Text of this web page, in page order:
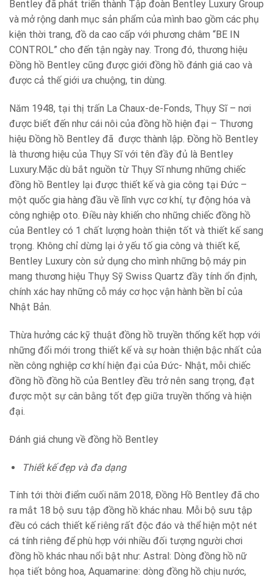
Bentley đã phát triển thành Tập đoàn Bentley Luxury Group
và mở rộng danh mục sản phẩm của mình bao gồm các phụ
kiện thời trang, đồ da cao cấp với phương châm “BE IN
CONTROL” cho đến tận ngày nay. Trong đó, thương hiệu
Đồng hồ Bentley cũng được giới đồng hồ đánh giá cao và
được cả thế giới ưa chuộng, tin dùng.
Năm 1948, tại thị trấn La Chaux-de-Fonds, Thụy Sĩ – nơi
được biết đến như cái nôi của đồng hồ hiện đại – Thương
hiệu Đồng hồ Bentley đã được thành lập. Đồng hồ Bentley
là thương hiệu của Thụy Sĩ với tên đầy đủ là Bentley
Luxury.Mặc dù bắt nguồn từ Thụy Sĩ nhưng những chiếc
đồng hồ Bentley lại được thiết kế và gia công tại Đức –
một quốc gia hàng đầu về lĩnh vực cơ khí, tự động hóa và
công nghiệp oto. Điều này khiến cho những chiếc đồng hồ
của Bentley có 1 chất lượng hoàn thiện tốt và thiết kế sang
trọng. Không chỉ dừng lại ở yếu tố gia công và thiết kế,
Bentley Luxury còn sử dụng cho mình những bộ máy pin
mang thương hiệu Thụy Sỹ Swiss Quartz đầy tính ổn định,
chính xác hay những cỗ máy cơ học vận hành bền bỉ của
Nhật Bản.
Thừa hưởng các kỹ thuật đồng hồ truyền thống kết hợp với
những đổi mới trong thiết kế và sự hoàn thiện bậc nhất của
nền công nghiệp cơ khí hiện đại của Đức- Nhật, mỗi chiếc
đồng hồ đồng hồ của Bentley đều trở nên sang trọng, đạt
được một sự cân bằng tốt đẹp giữa truyền thống và hiện
đại.
Đánh giá chung về đồng hồ Bentley
Thiết kế đẹp và đa dạng
Tính tới thời điểm cuối năm 2018, Đồng Hồ Bentley đã cho
ra mắt 18 bộ sưu tập đồng hồ khác nhau. Mỗi bộ sưu tập
đều có cách thiết kế riêng rất độc đáo và thể hiện một nét
cá tính riêng để phù hợp với nhiều đối tượng người chơi
đồng hồ khác nhau nổi bật như: Astral: Dòng đồng hồ nữ
họa tiết bông hoa, Aquamarine: dòng đồng hồ chịu nước,